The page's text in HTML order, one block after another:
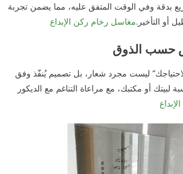
بدقة وفي الوقت المتفق عليه، مما يضمن تجربة
أو التأخير.مغاسل رخام ركن الإبداع
حسب الذوق
ليست مجرد شعار، بل تصميم يُنفّذ وفق
لبيتك أو مكتبك، مع مراعاة التناغم مع الديكور